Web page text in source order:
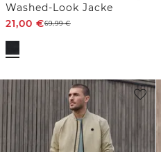
Washed-Look Jacke
21,00 €69,99€